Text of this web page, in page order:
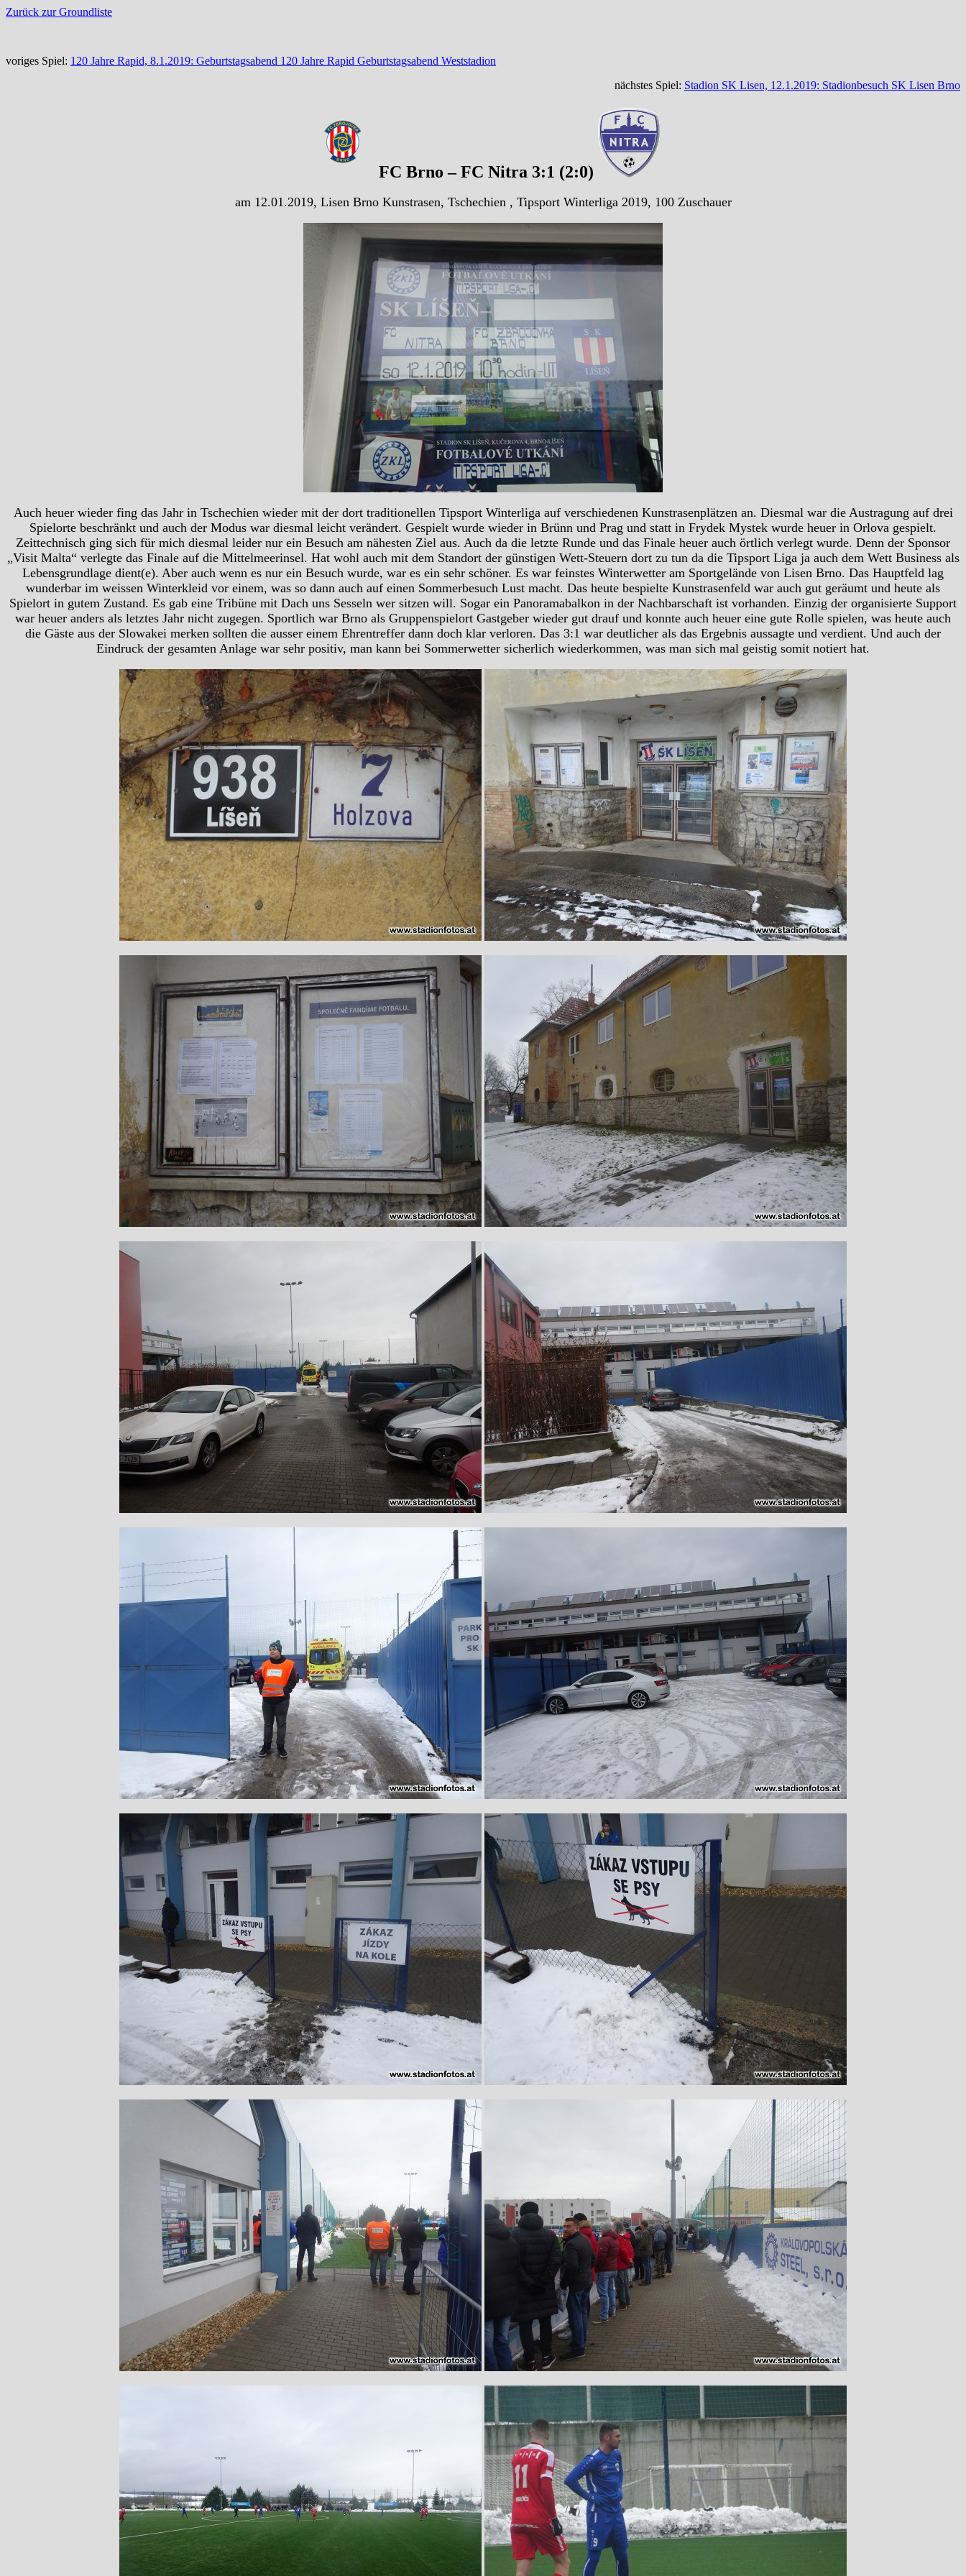
Zurück zur Groundliste
voriges Spiel: 120 Jahre Rapid, 8.1.2019: Geburtstagsabend 120 Jahre Rapid Geburtstagsabend Weststadion
nächstes Spiel: Stadion SK Lisen, 12.1.2019: Stadionbesuch SK Lisen Brno
FC Brno – FC Nitra 3:1 (2:0)
am 12.01.2019, Lisen Brno Kunstrasen, Tschechien , Tipsport Winterliga 2019, 100 Zuschauer
Auch heuer wieder fing das Jahr in Tschechien wieder mit der dort traditionellen Tipsport Winterliga auf verschiedenen Kunstrasenplätzen an. Diesmal war die Austragung auf drei
Spielorte beschränkt und auch der Modus war diesmal leicht verändert. Gespielt wurde wieder in Brünn und Prag und statt in Frydek Mystek wurde heuer in Orlova gespielt.
Zeittechnisch ging sich für mich diesmal leider nur ein Besuch am nähesten Ziel aus. Auch da die letzte Runde und das Finale heuer auch örtlich verlegt wurde. Denn der Sponsor
„Visit Malta“ verlegte das Finale auf die Mittelmeerinsel. Hat wohl auch mit dem Standort der günstigen Wett-Steuern dort zu tun da die Tipsport Liga ja auch dem Wett Business als
Lebensgrundlage dient(e). Aber auch wenn es nur ein Besuch wurde, war es ein sehr schöner. Es war feinstes Winterwetter am Sportgelände von Lisen Brno. Das Hauptfeld lag
wunderbar im weissen Winterkleid vor einem, was so dann auch auf einen Sommerbesuch Lust macht. Das heute bespielte Kunstrasenfeld war auch gut geräumt und heute als
Spielort in gutem Zustand. Es gab eine Tribüne mit Dach uns Sesseln wer sitzen will. Sogar ein Panoramabalkon in der Nachbarschaft ist vorhanden. Einzig der organisierte Support
war heuer anders als letztes Jahr nicht zugegen. Sportlich war Brno als Gruppenspielort Gastgeber wieder gut drauf und konnte auch heuer eine gute Rolle spielen, was heute auch
die Gäste aus der Slowakei merken sollten die ausser einem Ehrentreffer dann doch klar verloren. Das 3:1 war deutlicher als das Ergebnis aussagte und verdient. Und auch der
Eindruck der gesamten Anlage war sehr positiv, man kann bei Sommerwetter sicherlich wiederkommen, was man sich mal geistig somit notiert hat.